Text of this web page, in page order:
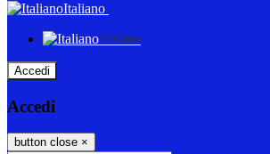
Italiano
Italiano
Accedi
Accedi
button close ×